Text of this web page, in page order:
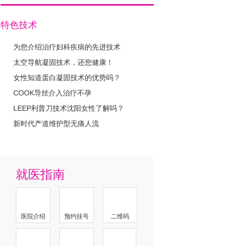
特色技术
为您介绍治疗妇科疾病的先进技术
太空导航凝固技术，还您健康！
女性知道蛋白凝固技术的优势吗？
COOK导丝介入治疗不孕
LEEP利普刀技术沈阳女性了解吗？
新时代产道维护型无痛人流
就医指南
医院介绍 预约挂号 二维码